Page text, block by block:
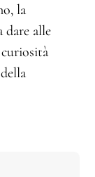
la
dare alle